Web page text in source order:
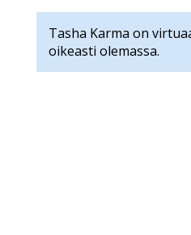
Tasha Karma on
oikeasti olemassa.